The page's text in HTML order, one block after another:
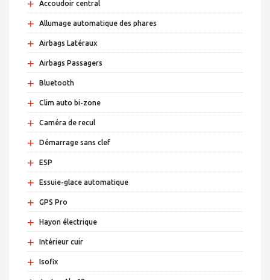
+ Accoudoir central
+ Allumage automatique des phares
+ Airbags Latéraux
+ Airbags Passagers
+ Bluetooth
+ Clim auto bi-zone
+ Caméra de recul
+ Démarrage sans clef
+ ESP
+ Essuie-glace automatique
+ GPS Pro
+ Hayon électrique
+ Intérieur cuir
+ Isofix